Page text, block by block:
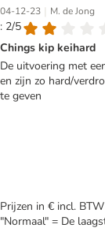
04-12-23 | M. de Jong
: 2/5
Chings kip keihard
De uitvoering met
en zijn zo hard/
te geven
Prijzen in € incl.
"Normaal" = De